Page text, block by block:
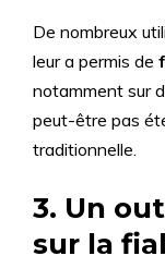
De nombreux
leur a permis de
notamment sur
peut-être pas
traditionnelle.
3. Un
sur la